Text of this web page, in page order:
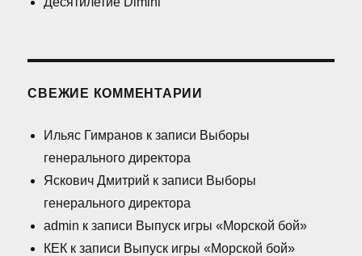
СВЕЖИЕ КОММЕНТАРИИ
Ильяс Гимранов к записи Выборы
генерального директора
Яскович Дмитрий к записи Выборы
генерального директора
admin к записи Выпуск игры «Морской бой»
КЕК к записи Выпуск игры «Морской бой»